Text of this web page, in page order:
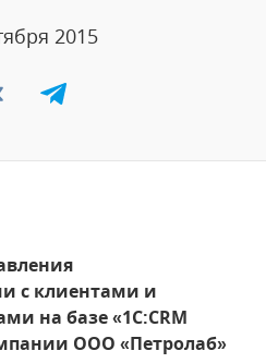
2015
с клиентами и
на базе «1С:CRM
ООО «Петролаб»